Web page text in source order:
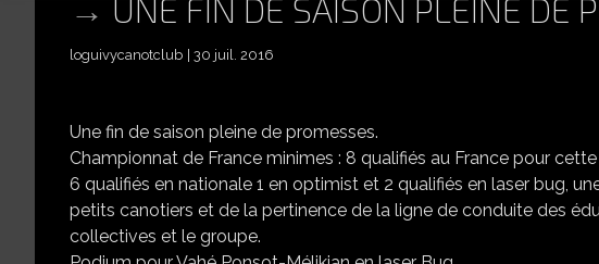
UNE FIN DE SAISON PLEINE DE
loguivycanotclub 30 juil. 2016
Une fin de saison pleine de promesses.
Championnat de France minimes : 8 qualifiés au France pour
6 qualifiés en nationale 1 en optimist et 2 qualifiés en laser bug,
petits canotiers et de la pertinence de la ligne de conduite des
collectives et le groupe.